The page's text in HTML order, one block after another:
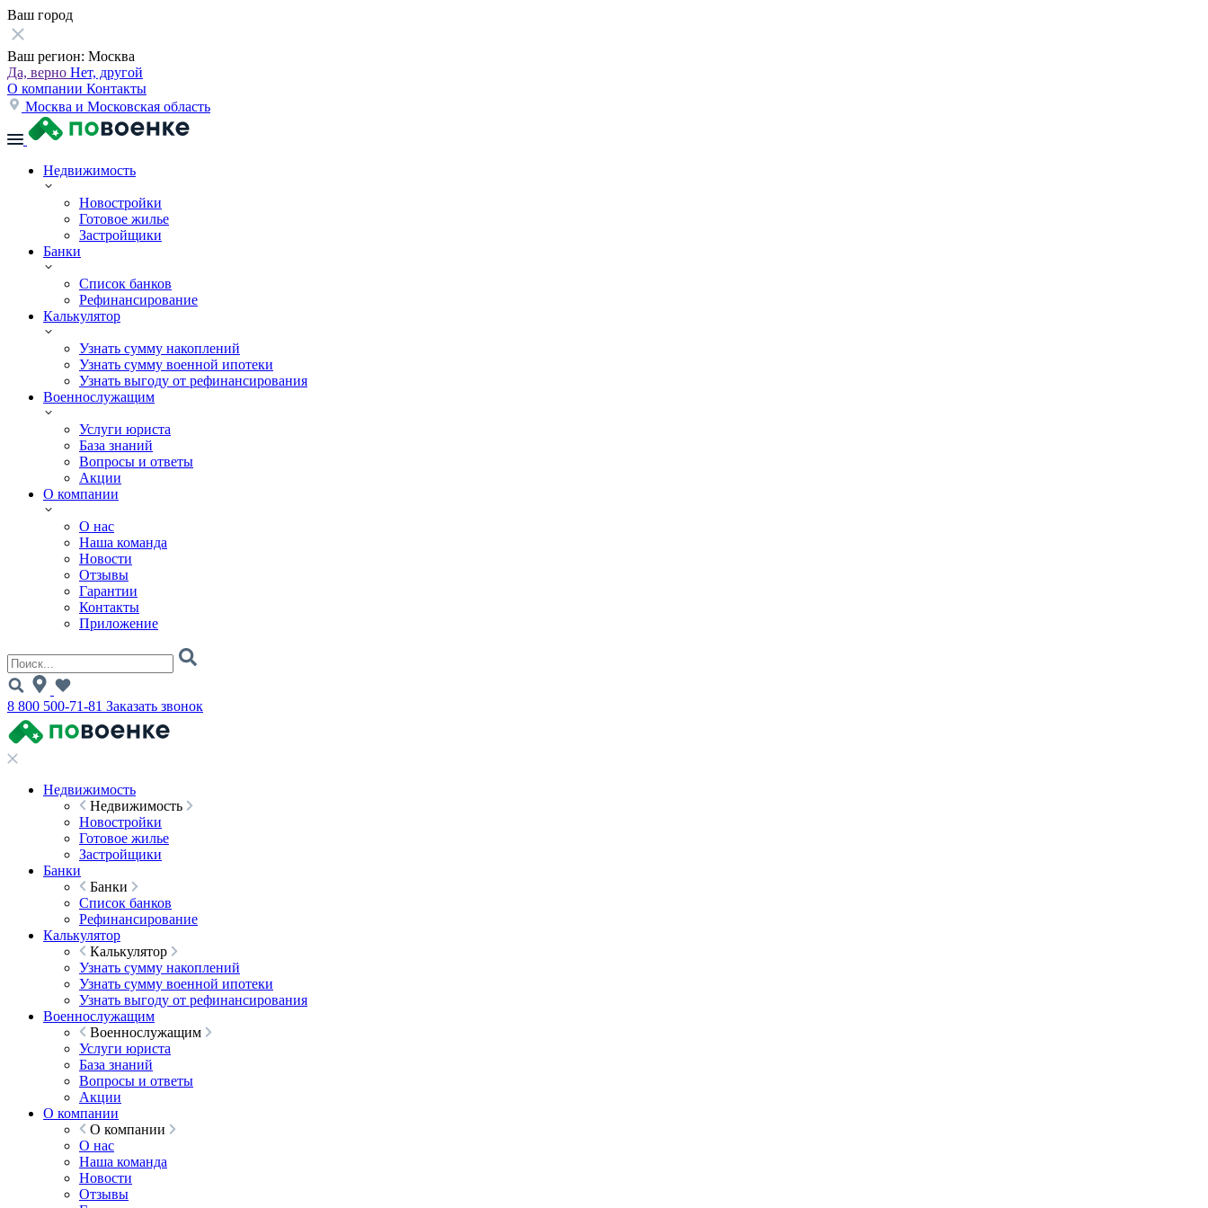
Ваш город
Ваш регион: Москва
Да, верно Нет, другой
О компании Контакты
Москва и Московская область
Недвижимость
Новостройки
Готовое жилье
Застройщики
Банки
Список банков
Рефинансирование
Калькулятор
Узнать сумму накоплений
Узнать сумму военной ипотеки
Узнать выгоду от рефинансирования
Военнослужащим
Услуги юриста
База знаний
Вопросы и ответы
Акции
О компании
О нас
Наша команда
Новости
Отзывы
Гарантии
Контакты
Приложение
8 800 500-71-81 Заказать звонок
Недвижимость
Недвижимость
Новостройки
Готовое жилье
Застройщики
Банки
Банки
Список банков
Рефинансирование
Калькулятор
Калькулятор
Узнать сумму накоплений
Узнать сумму военной ипотеки
Узнать выгоду от рефинансирования
Военнослужащим
Военнослужащим
Услуги юриста
База знаний
Вопросы и ответы
Акции
О компании
О компании
О нас
Наша команда
Новости
Отзывы